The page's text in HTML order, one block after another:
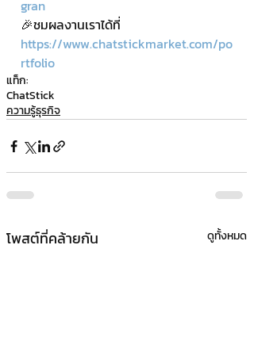
gran
🎉ชมผลงานเราได้ที่
https://www.chatstickmarket.com/po
rtfolio
แท็ก:
ChatStick
ความรู้ธุรกิจ
โพสต์ที่คล้ายกัน ดูทั้งหมด